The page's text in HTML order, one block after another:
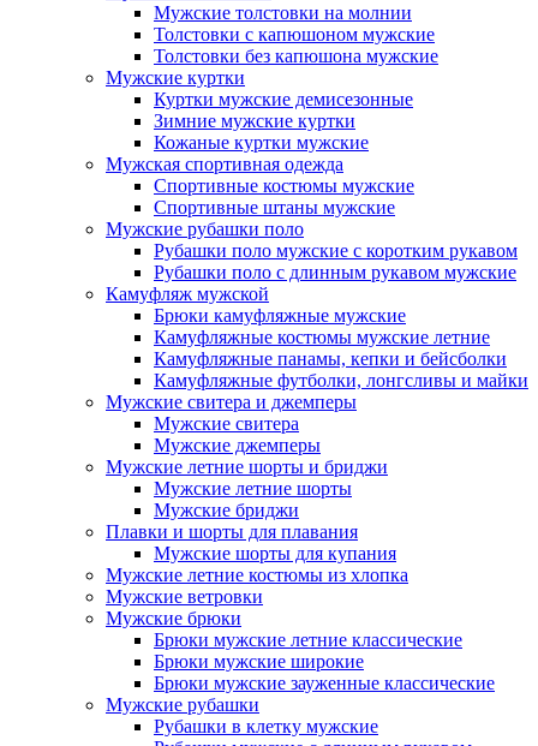
Мужские толстовки на молнии
Толстовки с капюшоном мужские
Толстовки без капюшона мужские
Мужские куртки
Куртки мужские демисезонные
Зимние мужские куртки
Кожаные куртки мужские
Мужская спортивная одежда
Спортивные костюмы мужские
Спортивные штаны мужские
Мужские рубашки поло
Рубашки поло мужские с коротким рукавом
Рубашки поло с длинным рукавом мужские
Камуфляж мужской
Брюки камуфляжные мужские
Камуфляжные костюмы мужские летние
Камуфляжные панамы, кепки и бейсболки
Камуфляжные футболки, лонгсливы и майки
Мужские свитера и джемперы
Мужские свитера
Мужские джемперы
Мужские летние шорты и бриджи
Мужские летние шорты
Мужские бриджи
Плавки и шорты для плавания
Мужские шорты для купания
Мужские летние костюмы из хлопка
Мужские ветровки
Мужские брюки
Брюки мужские летние классические
Брюки мужские широкие
Брюки мужские зауженные классические
Мужские рубашки
Рубашки в клетку мужские